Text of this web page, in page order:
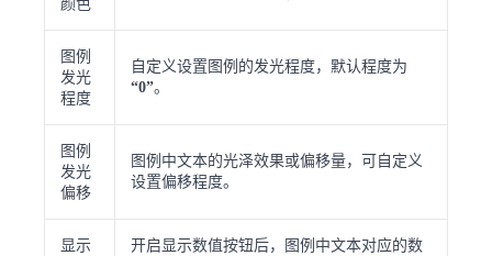
颜色
图例
发光
程度
自定义设置图例的发光程度，默认程度为
“0”。
图例
发光
偏移
图例中文本的光泽效果或偏移量，可自定义
设置偏移程度。
显示
开启显示数值按钮后，图例中文本对应的数